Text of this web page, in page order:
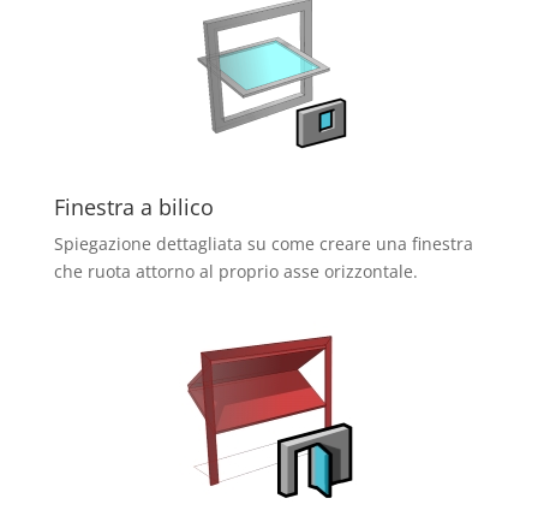
Finestra a bilico
Spiegazione dettagliata su come creare una finestra
che ruota attorno al proprio asse orizzontale.